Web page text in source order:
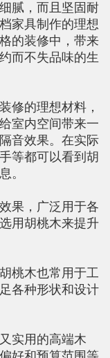
腻，而且坚固耐
家具制作的理想
的装修中，带来
而不失品味的生
修的理想材料，
室内空间带来一
音效果。在实际
等都可以看到胡
。
果，广泛用于各
用胡桃木来提升
桃木也常用于工
各种形状和设计
实用的高端木